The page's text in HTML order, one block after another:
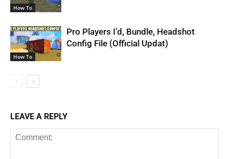
How To
How To
Pro Players I’d, Bundle, Headshot
Config File (Official Updat)
LEAVE A REPLY